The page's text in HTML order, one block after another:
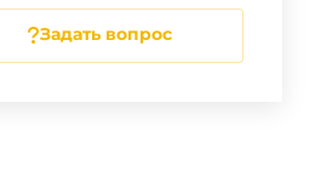
Задать вопрос